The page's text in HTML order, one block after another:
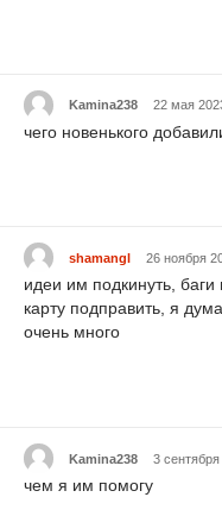
Kamina238 22 мая
чего новенького
shamangl 26 ноября
идеи им подкинуть, баги
карту подправить, я
очень много
Kamina238 3
чем я им помогу